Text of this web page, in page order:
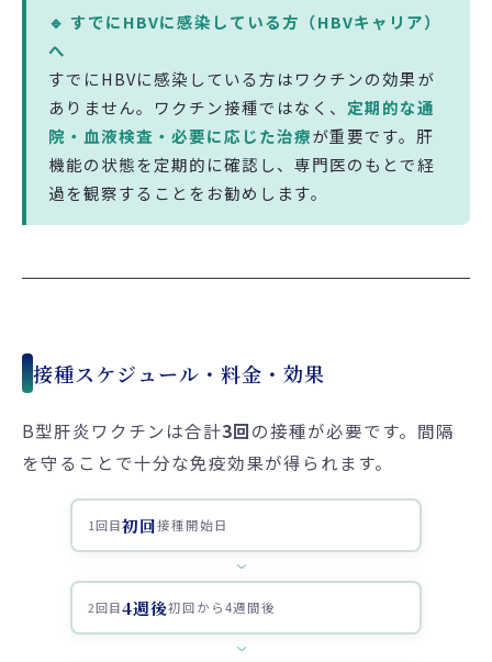
🔹 すでにHBVに感染している方（HBVキャリア）
へ
すでにHBVに感染している方はワクチンの効果が
ありません。ワクチン接種ではなく、 定期的な通
院・血液検査・必要に応じた治療が重要です。肝
機能の状態を定期的に確認し、専門医のもとで経
過を観察することをお勧めします。
接種スケジュール・料金・効果
B型肝炎ワクチンは合計3回の接種が必要です。間隔
を守ることで十分な免疫効果が得られます。
1回目初回接種開始日
›
2回目4週後初回から4週間後
›